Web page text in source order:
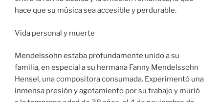
hace que su música sea accesible y perdurable.
Vida personal y muerte
Mendelssohn estaba profundamente unido a su
familia, en especial a su hermana Fanny Mendelssohn
Hensel, una compositora consumada. Experimentó una
inmensa presión y agotamiento por su trabajo y murió